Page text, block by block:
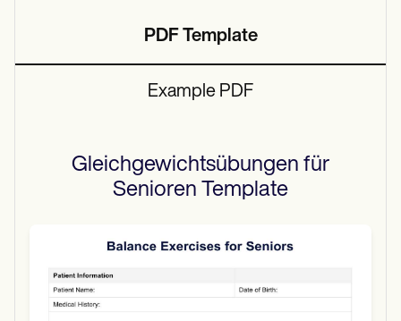
PDF Template
Example PDF
Gleichgewichtsübungen für
Senioren Template